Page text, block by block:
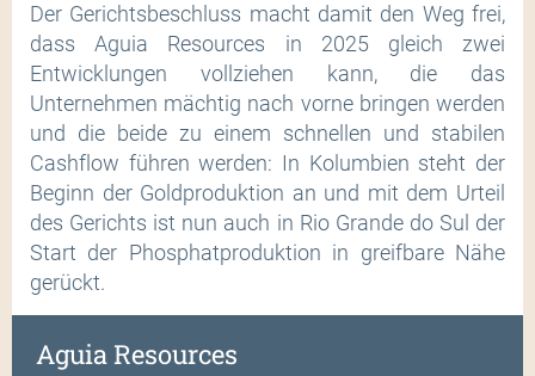
Der Gerichtsbeschluss macht damit den Weg frei,
dass Aguia Resources in 2025 gleich zwei
Entwicklungen vollziehen kann, die das
Unternehmen mächtig nach vorne bringen werden
und die beide zu einem schnellen und stabilen
Cashflow führen werden: In Kolumbien steht der
Beginn der Goldproduktion an und mit dem Urteil
des Gerichts ist nun auch in Rio Grande do Sul der
Start der Phosphatproduktion in greifbare Nähe
gerückt.
Aguia Resources